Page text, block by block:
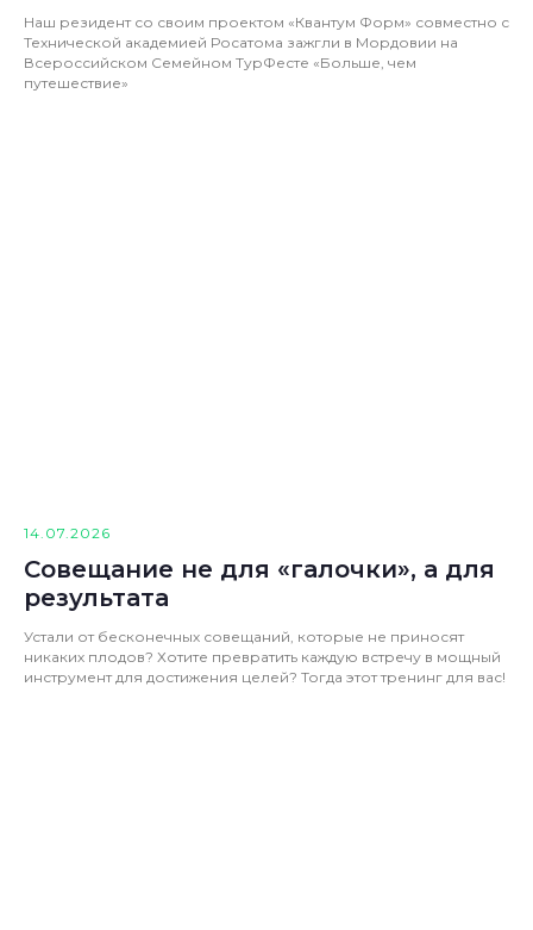
Наш резидент со своим проектом «Квантум Форм» совместно с
Технической академией Росатома зажгли в Мордовии на
Всероссийском Семейном ТурФесте «Больше, чем
путешествие»
14.07.2026
Совещание не для «галочки», а для
результата
Устали от бесконечных совещаний, которые не приносят
никаких плодов? Хотите превратить каждую встречу в мощный
инструмент для достижения целей? Тогда этот тренинг для вас!